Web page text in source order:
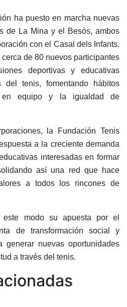
ha puesto en marcha nuevas
de La Mina y el Besòs, ambos
con el Casal dels Infants.
de 80 nuevos participantes
deportivas y educativas
del tenis, fomentando hábitos
en equipo y la igualdad de
la Fundación Tenis
a la creciente demanda
interesadas en formar
así una red que hace
a todos los rincones de
este modo su apuesta por el
de transformación social y
generar nuevas oportunidades
a través del tenis.